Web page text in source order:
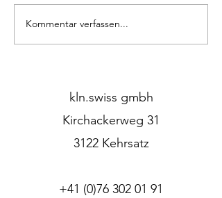
Mitten im Wald – und
doch wie Zuhause.
Kommentar verfassen...
kln.swiss gmbh
Kirchackerweg 31
3122 Kehrsatz
+41 (0)76 302 01 91